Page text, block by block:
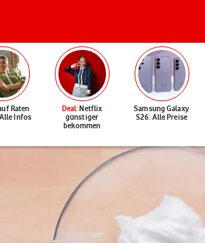
Raten
Infos
Deal: Netflix
günstiger
bekommen
Samsung Galaxy
S26: Alle Preise